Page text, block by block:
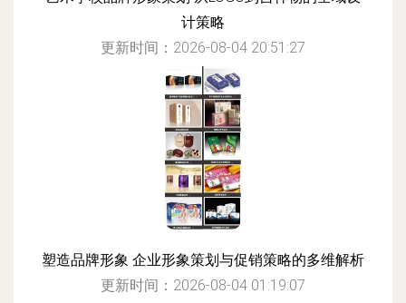
计策略
更新时间：2026-08-04 20:51:27
塑造品牌形象 企业形象策划与促销策略的多维解析
更新时间：2026-08-04 01:19:07